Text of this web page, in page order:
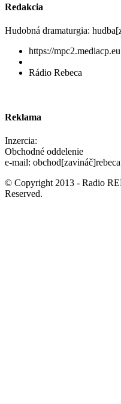
Redakcia
Hudobná dramaturgia:
https://
Rádio Rebeca
Reklama
Inzercia:
Obchodné oddelenie
e-mail:
© Copyright 2013 - Radio
Reserved.